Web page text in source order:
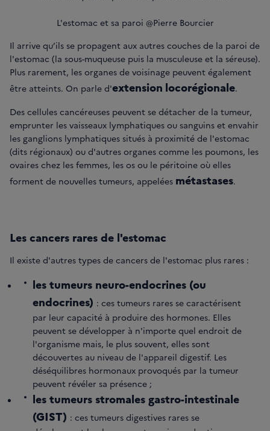
L'estomac et sa paroi @Pierre Bourcier
Il arrive qu’ils se propagent aux autres couches de la paroi de
l'estomac (la sous-muqueuse puis la musculeuse et la séreuse).
Plus rarement, les organes de voisinage peuvent également
être atteints. On parle d'extension locorégionale.
Des cellules cancéreuses peuvent se détacher de la tumeur,
emprunter les vaisseaux lymphatiques ou sanguins et envahir
les ganglions lymphatiques situés à proximité de l'estomac
(dits régionaux) ou d'autres organes comme les poumons, les
ovaires chez les femmes, les os ou le péritoine où elles
forment de nouvelles tumeurs, appelées métastases.
Les cancers rares de l'estomac
Il existe d'autres types de cancers de l'estomac plus rares :
les tumeurs neuro-endocrines (ou
endocrines) : ces tumeurs rares se caractérisent
par leur capacité à produire des hormones. Elles
peuvent se développer à n'importe quel endroit de
l'organisme mais, le plus souvent, elles sont
découvertes au niveau de l'appareil digestif. Les
déséquilibres hormonaux provoqués par la tumeur
peuvent révéler sa présence ;
les tumeurs stromales gastro-intestinale
(GIST) : ces tumeurs digestives rares se